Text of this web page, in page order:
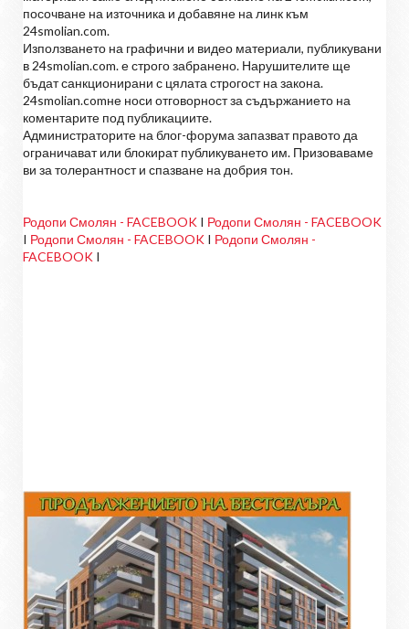
посочване на източника и добавяне на линк към
24smolian.com.
Използването на графични и видео материали, публикувани
в 24smolian.com. е строго забранено. Нарушителите ще
бъдат санкционирани с цялата строгост на закона.
24smolian.comне носи отговорност за съдържанието на
коментарите под публикациите.
Администраторите на блог-форума запазват правото да
ограничават или блокират публикуването им. Призоваваме
ви за толерантност и спазване на добрия тон.
Родопи Смолян - FACEBOOK I Родопи Смолян - FACEBOOK
I Родопи Смолян - FACEBOOK I Родопи Смолян -
FACEBOOK I